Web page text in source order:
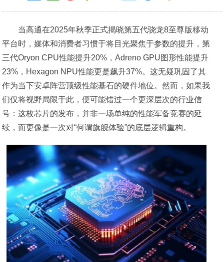
当高通在2025年秋季正式揭晓第五代骁龙8至尊版移动
平台时，媒体和消费者习惯于将目光聚焦于参数的提升，第
三代Oryon CPU性能提升20%，Adreno GPU图形性能提升
23%，Hexagon NPU性能更是飙升37%。这无疑巩固了其
作为当下安卓阵营顶级性能基石的硬件地位。然而，如果我
们仅将视野局限于此，便可能错过一个更深层次的行业信
号：这枚芯片的发布，并非一场单纯的性能军备竞赛的延
续，而更像是一次对“何谓旗舰体验”的底层逻辑重构。